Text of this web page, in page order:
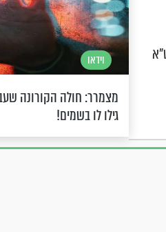
וידאו
מצמרר: חולה הקורונה
גילו לו בשמים!